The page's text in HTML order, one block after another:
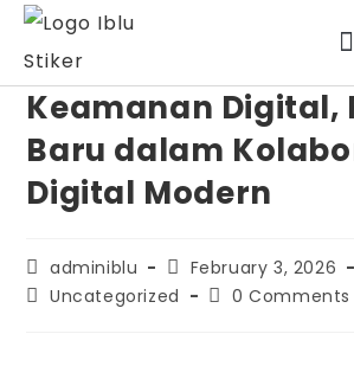
Keamanan Digital,
Baru dalam
Digital Modern
adminiblu
February 3, 2026
Uncategorized
0 Comments